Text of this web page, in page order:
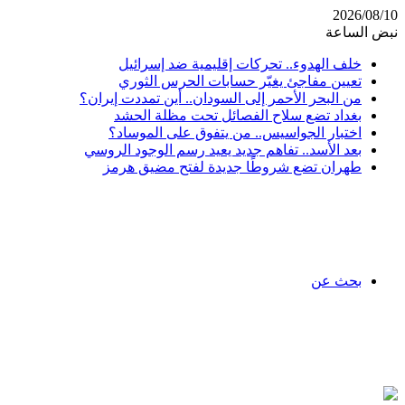
2026/08/10
نبض الساعة
خلف الهدوء.. تحركات إقليمية ضد إسرائيل
تعيين مفاجئ يغيّر حسابات الحرس الثوري
من البحر الأحمر إلى السودان.. أين تمددت إيران؟
بغداد تضع سلاح الفصائل تحت مظلة الحشد
اختبار الجواسيس.. من يتفوق على الموساد؟
بعد الأسد.. تفاهم جديد يعيد رسم الوجود الروسي
طهران تضع شروطًا جديدة لفتح مضيق هرمز
بحث عن